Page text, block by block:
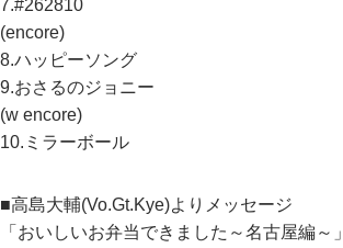
7.#262810
(encore)
8.ハッピーソング
9.おさるのジョニー
(w encore)
10.ミラーボール
■高島大輔(Vo.Gt.Kye)よりメッセージ
「おいしいお弁当できました～名古屋編～」